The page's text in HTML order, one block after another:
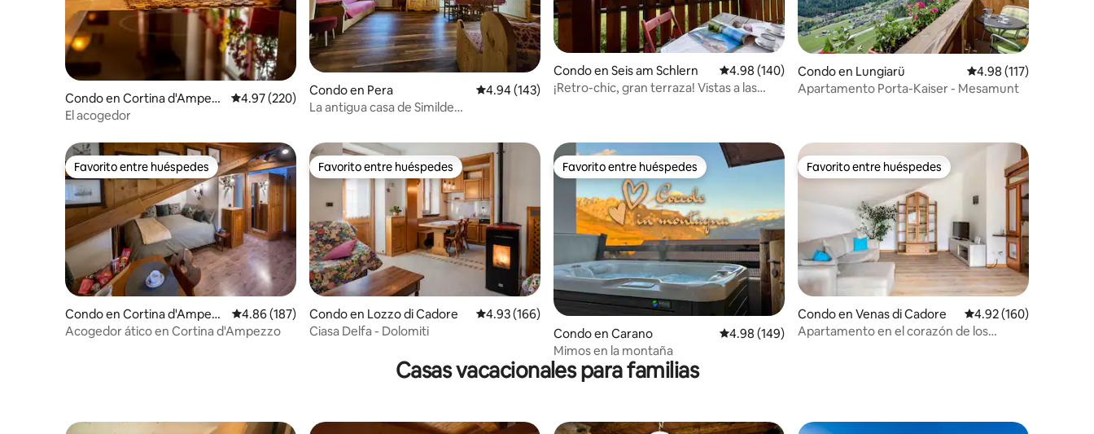
Condo en Cortina d'Ampezz
o
Calificación promedio: 4.97 de 5, 220 reseñas
4.97 (220)
El acogedor
Condo en Pera Calificación promedio: 4.94 de 5, 143 reseñas
4.94 (143)
La antigua casa de Similde
Condo en Seis am Schlern Calificación promedio: 4.98 de 5, 140 reseñas
4.98 (140)
¡Retro-chic, gran terraza! Vistas a las
Condo en Lungiarü Calificación promedio:
4.98 (117)
Apartamento Porta-Kaiser - Mesamunt
Favorito entre huéspedes
Favorito entre huéspedes
Condo en Cortina d'Ampezz
o
Calificación promedio: 4.86 de 5, 187 reseñas
4.86 (187)
Acogedor ático en Cortina d'Ampezzo
Favorito entre huéspedes
Favorito entre huéspedes
Condo en Lozzo di Cadore Calificación promedio: 4.93 de 5, 166 reseñas
4.93 (166)
Ciasa Delfa - Dolomiti
Favorito entre huéspedes
Favorito entre huéspedes
Condo en Carano Calificación promedio: 4.98 de 5, 149 reseñas
4.98 (149)
Mimos en la montaña
Favorito entre huéspedes
Favorito entre huéspedes
Condo en Venas di Cadore Calificación promedio:
4.92 (160)
Apartamento en el corazón de los
Casas vacacionales para familias